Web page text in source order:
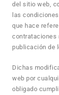
del sitio web,
las
que hace
contrataciones
publicación de
Dichas
web por
obligado